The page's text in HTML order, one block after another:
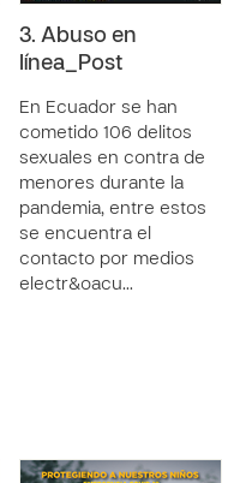
3. Abuso en
línea_Post
En Ecuador se han
cometido 106 delitos
sexuales en contra de
menores durante la
pandemia, entre estos
se encuentra el
contacto por medios
electr&oacu…